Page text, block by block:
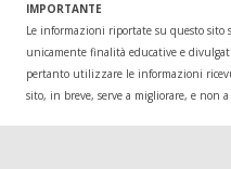
IMPORTANTE
Le informazioni riportate su questo
unicamente finalità educative e
pertanto utilizzare le informazioni
sito, in breve, serve a migliorare, e non